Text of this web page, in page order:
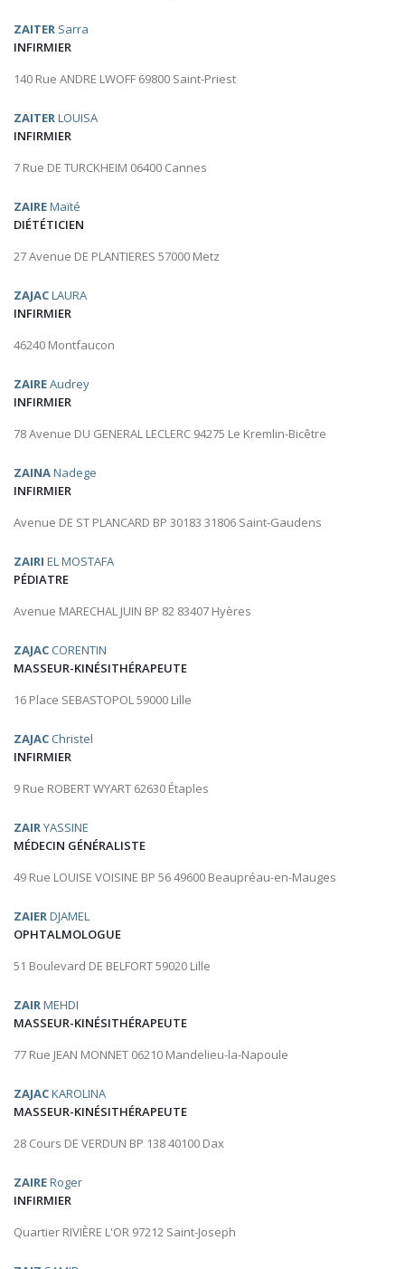
ZAITER Sarra
INFIRMIER
140 Rue ANDRE LWOFF 69800 Saint-Priest
ZAITERLOUISA
INFIRMIER
7 Rue DE TURCKHEIM 06400 Cannes
ZAIREMaïté
DIÉTÉTICIEN
27 Avenue DE PLANTIERES 57000 Metz
ZAJACLAURA
INFIRMIER
46240 Montfaucon
ZAIREAudrey
INFIRMIER
78 Avenue DU GENERAL LECLERC 94275 Le Kremlin-Bicêtre
ZAINANadege
INFIRMIER
Avenue DE ST PLANCARD BP 30183 31806 Saint-Gaudens
ZAIRI EL MOSTAFA
PÉDIATRE
Avenue MARECHAL JUIN BP 82 83407 Hyères
ZAJAC CORENTIN
MASSEUR-KINÉSITHÉRAPEUTE
16 Place SEBASTOPOL 59000 Lille
ZAJAC Christel
INFIRMIER
9 Rue ROBERT WYART 62630 Étaples
ZAIRYASSINE
MÉDECIN GÉNÉRALISTE
49 Rue LOUISE VOISINE BP 56 49600 Beaupréau-en-Mauges
ZAIERDJAMEL
OPHTALMOLOGUE
51 Boulevard DE BELFORT 59020 Lille
ZAIRMEHDI
MASSEUR-KINÉSITHÉRAPEUTE
77 Rue JEAN MONNET 06210 Mandelieu-la-Napoule
ZAJACKAROLINA
MASSEUR-KINÉSITHÉRAPEUTE
28 Cours DE VERDUN BP 138 40100 Dax
ZAIRERoger
INFIRMIER
Quartier RIVIÈRE L'OR 97212 Saint-Joseph